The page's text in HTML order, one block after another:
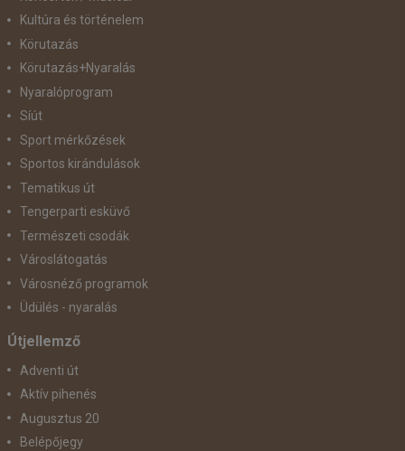
Kultúra és történelem
Körutazás
Körutazás+Nyaralás
Nyaralóprogram
Síút
Sport mérkőzések
Sportos kirándulások
Tematikus út
Tengerparti esküvő
Természeti csodák
Városlátogatás
Városnéző programok
Üdülés - nyaralás
Útjellemző
Adventi út
Aktív pihenés
Augusztus 20
Belépőjegy